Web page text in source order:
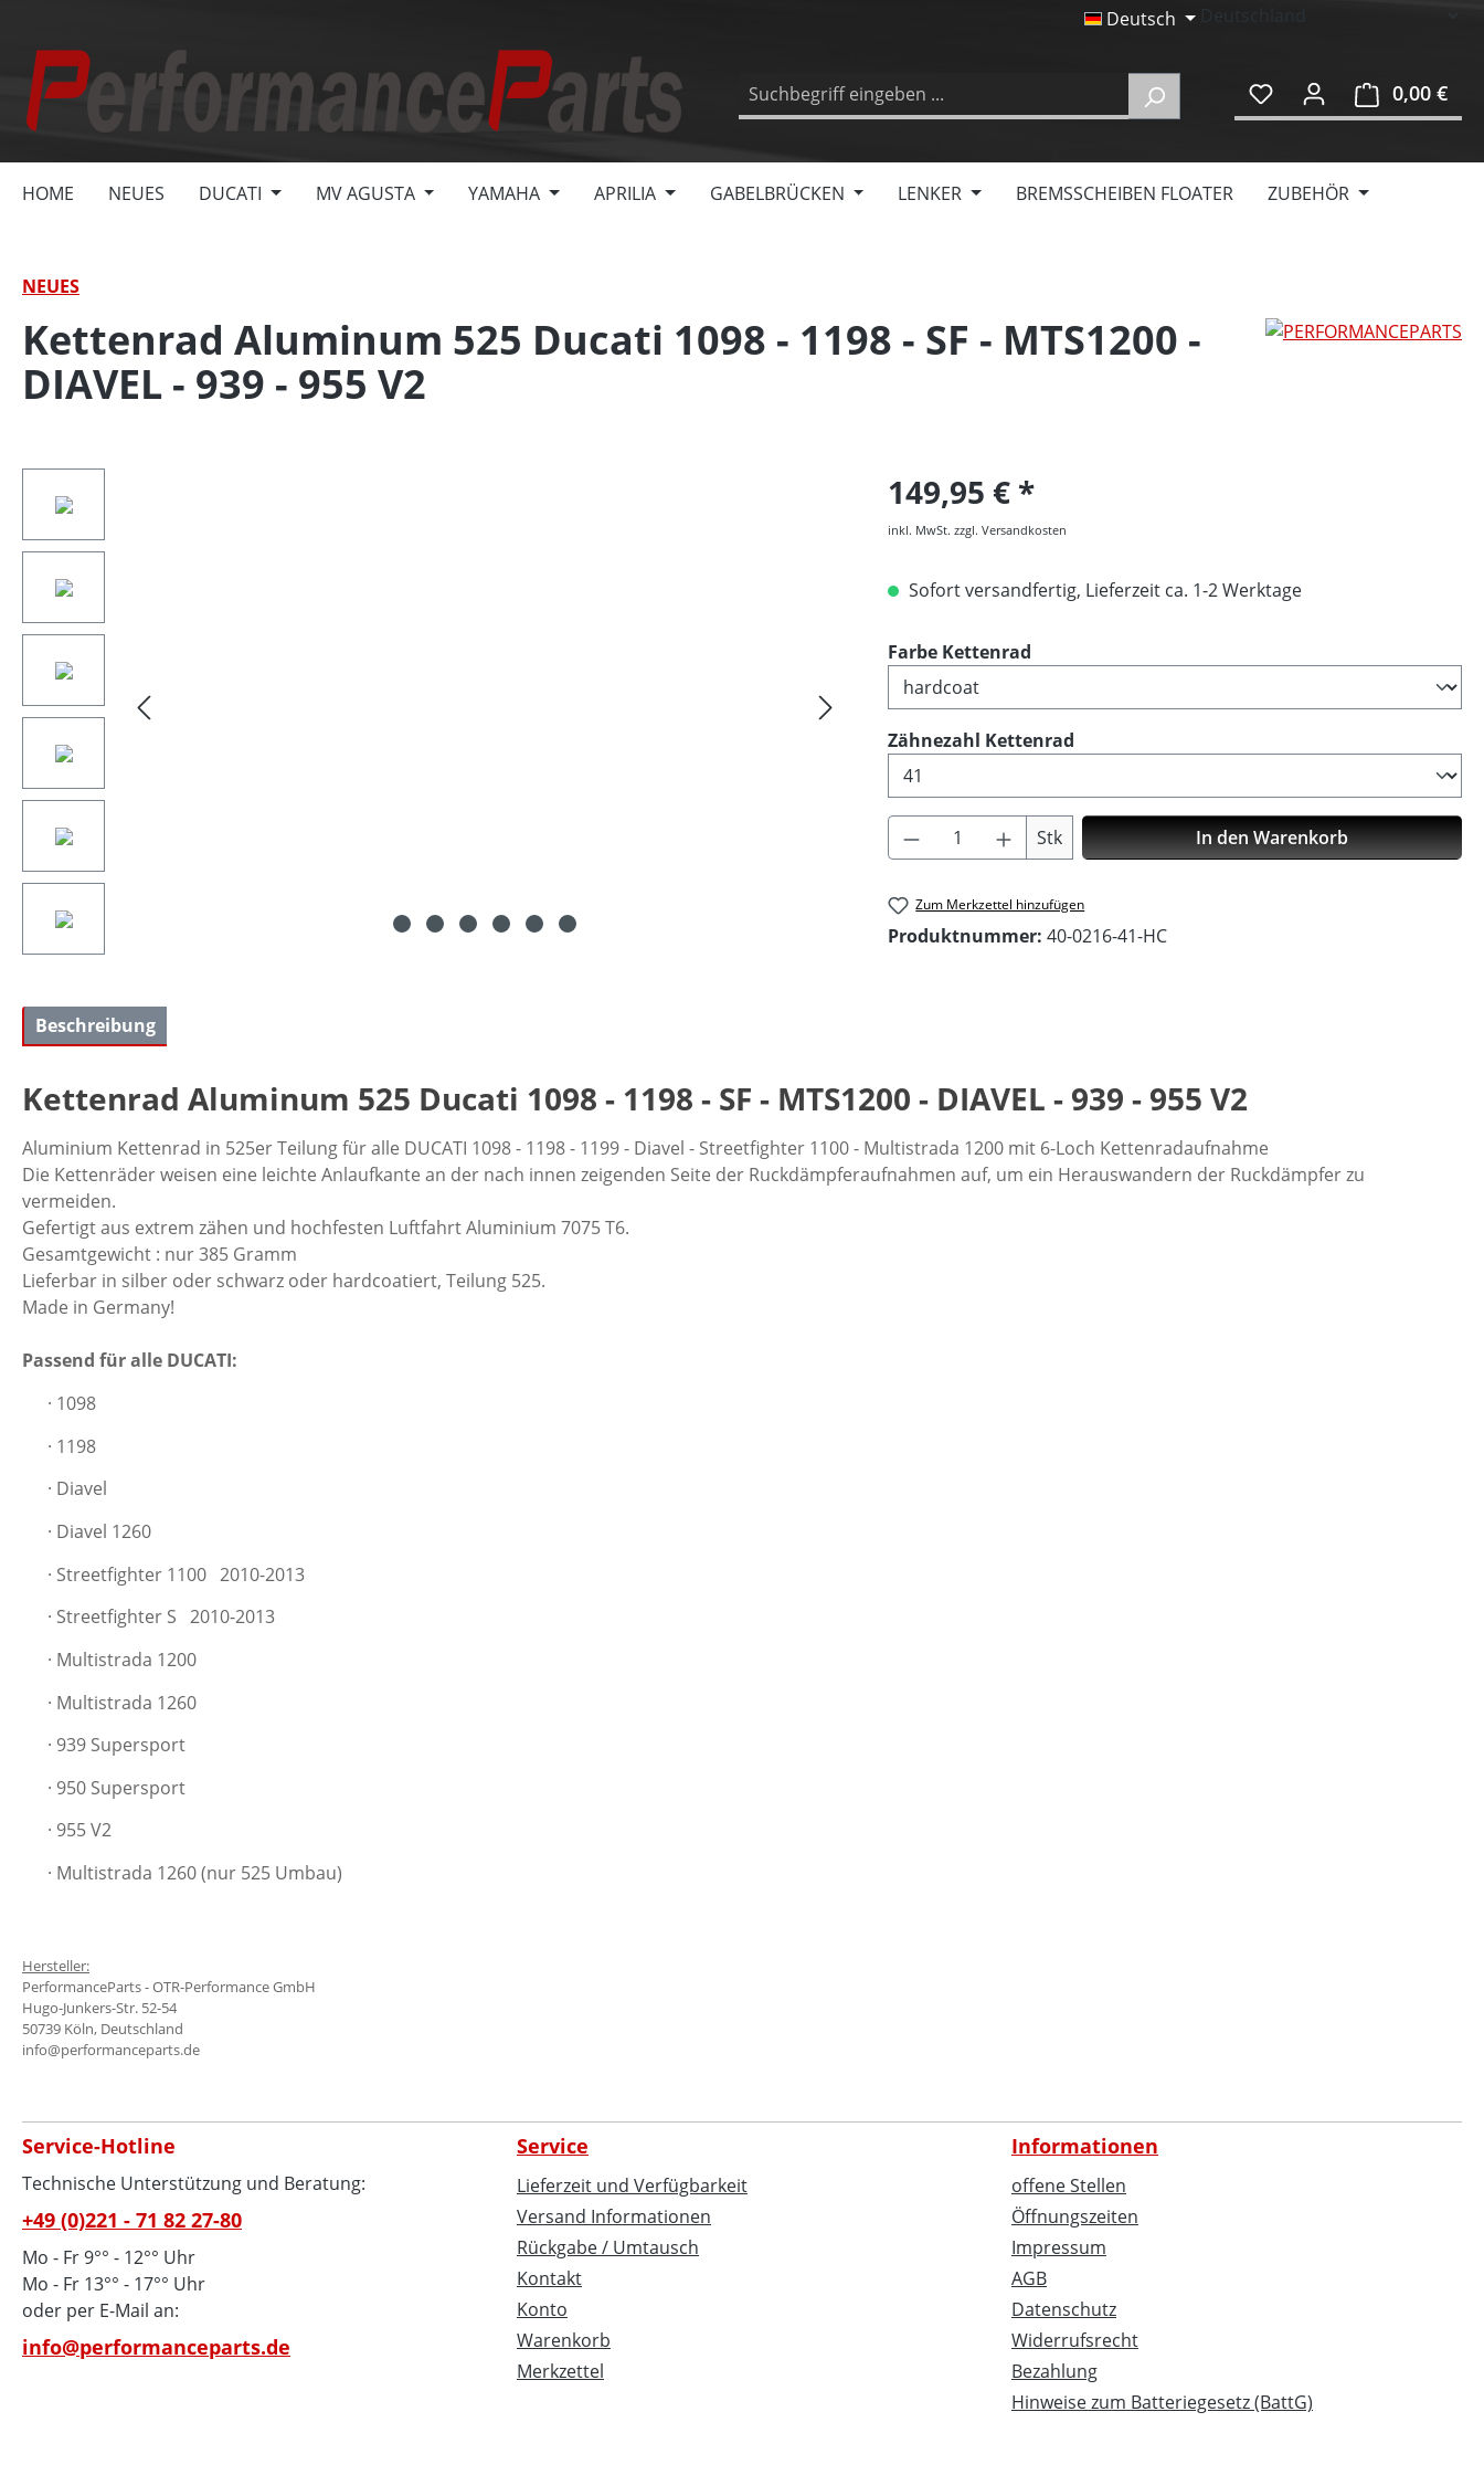
Deutsch
0,00 €
HOME NEUES DUCATI MV AGUSTA YAMAHA APRILIA GABELBRÜCKEN LENKER BREMSSCHEIBEN FLOATER ZUBEHÖR
NEUES
Kettenrad Aluminum 525 Ducati 1098 - 1198 - SF - MTS1200 -
DIAVEL - 939 - 955 V2
149,95 €
inkl. MwSt. zzgl. Versandkosten
Sofort versandfertig, Lieferzeit ca. 1-2 Werktage
Farbe Kettenrad
Zähnezahl Kettenrad
Produkt Anzahl: Gib den gewünschten Wert
Stk In den Warenkorb
Zum Merkzettel hinzufügen
Produktnummer: 40-0216-41-HC
Beschreibung
Kettenrad Aluminum 525 Ducati 1098 - 1198 - SF - MTS1200 - DIAVEL - 939 - 955 V2
Aluminium Kettenrad in 525er Teilung für alle DUCATI 1098 - 1198 - 1199 - Diavel - Streetfighter 1100 - Multistrada 1200 mit 6-Loch Kettenradaufnahme
Die Kettenräder weisen eine leichte Anlaufkante an der nach innen zeigenden Seite der Ruckdämpferaufnahmen auf, um ein Herauswandern der Ruckdämpfer zu
vermeiden.
Gefertigt aus extrem zähen und hochfesten Luftfahrt Aluminium 7075 T6.
Gesamtgewicht : nur 385 Gramm
Lieferbar in silber oder schwarz oder hardcoatiert, Teilung 525.
Made in Germany!
Passend für alle DUCATI:
· 1098
· 1198
· Diavel
· Diavel 1260
· Streetfighter 11002010-2013
· Streetfighter S 2010-2013
· Multistrada 1200
· Multistrada 1260
· 939 Supersport
· 950 Supersport
· 955 V2
· Multistrada 1260 (nur 525 Umbau)
Hersteller:
PerformanceParts - OTR-Performance GmbH
Hugo-Junkers-Str. 52-54
50739 Köln, Deutschland
info@performanceparts.de
Service-Hotline
Technische Unterstützung und Beratung:
+49 (0)221 - 71 82 27-80
Mo - Fr 9°° - 12°° Uhr
Mo - Fr 13°° - 17°° Uhr
oder per E-Mail an:
info@performanceparts.de
Service
Lieferzeit und Verfügbarkeit
Versand Informationen
Rückgabe / Umtausch
Kontakt
Konto
Warenkorb
Merkzettel
Informationen
offene Stellen
Öffnungszeiten
Impressum
AGB
Datenschutz
Widerrufsrecht
Bezahlung
Hinweise zum Batteriegesetz (BattG)